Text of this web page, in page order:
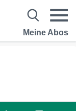
Meine Abos